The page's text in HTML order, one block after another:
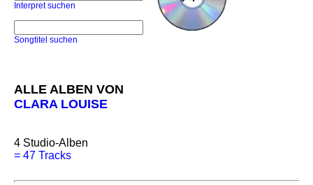
Interpret suchen
Songtitel suchen
ALLE ALBEN VON
CLARA LOUISE
4 Studio-Alben
= 47 Tracks